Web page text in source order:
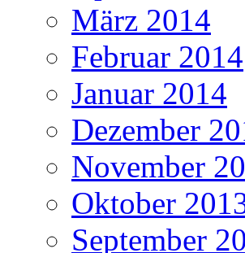
März 2014
Februar 2014
Januar 2014
Dezember
November
Oktober
September